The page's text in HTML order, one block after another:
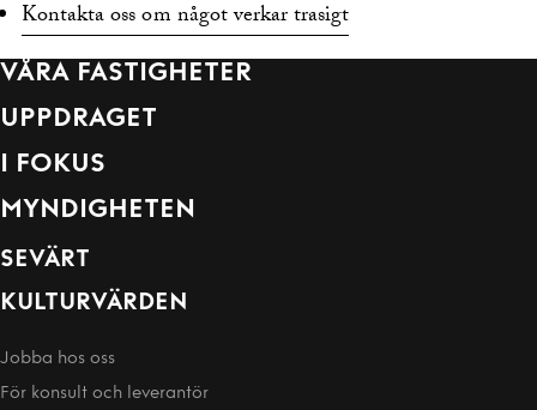
Kontakta oss om något verkar trasigt
VÅRA FASTIGHETER
UPPDRAGET
I FOKUS
MYNDIGHETEN
SEVÄRT
KULTURVÄRDEN
Jobba hos oss
För konsult och leverantör